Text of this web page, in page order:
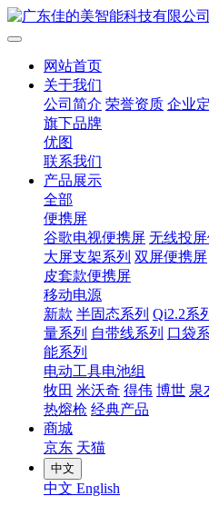
网站首页
关于我们
公司简介 荣誉资质 企业
旗下品牌
优图
联系我们
产品展示
全部
便携屏
谷歌电视便携屏 无线投
大屏支架系列 双屏便携屏
皮套款便携屏
移动电源
新款 半固态系列 Qi2.2系
量系列 自带线系列 口袋
能系列
电动工具电池组
牧田 米沃奇 得伟 博世 泉
热熔枪 经典产品
商城
京东 天猫
中文
中文 English